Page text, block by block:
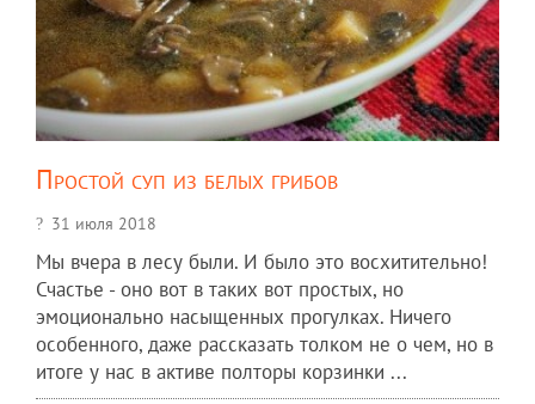
Простой суп из белых грибов
31 июля 2018
Мы вчера в лесу были. И было это восхитительно!
Счастье - оно вот в таких вот простых, но
эмоционально насыщенных прогулках. Ничего
особенного, даже рассказать толком не о чем, но в
итоге у нас в активе полторы корзинки ...